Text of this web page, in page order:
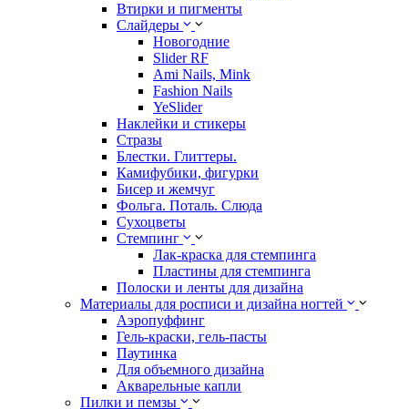
Втирки и пигменты
Слайдеры
Новогодние
Slider RF
Ami Nails, Mink
Fashion Nails
YeSlider
Наклейки и стикеры
Стразы
Блестки. Глиттеры.
Камифубики, фигурки
Бисер и жемчуг
Фольга. Поталь. Слюда
Сухоцветы
Стемпинг
Лак-краска для стемпинга
Пластины для стемпинга
Полоски и ленты для дизайна
Материалы для росписи и дизайна ногтей
Аэропуффинг
Гель-краски, гель-пасты
Паутинка
Для объемного дизайна
Акварельные капли
Пилки и пемзы